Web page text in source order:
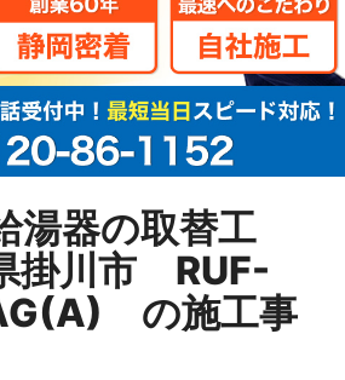
湯器の取替工
掛川市 RUF-
の施工事